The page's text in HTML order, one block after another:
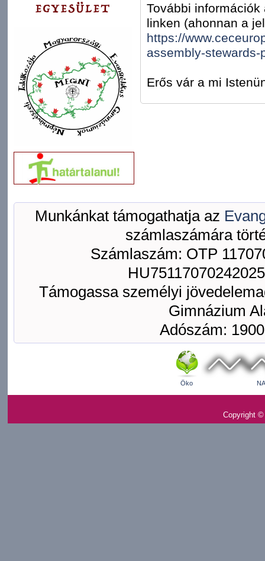
További
linken (ahonnan a
https://
assembly-stewards-
Erős vár a mi
Munkánkat támogathatja az
számlaszámára
Számlaszám: OTP
Támogassa személyi
Gimnázium
Adószám:
Öko
Copyright